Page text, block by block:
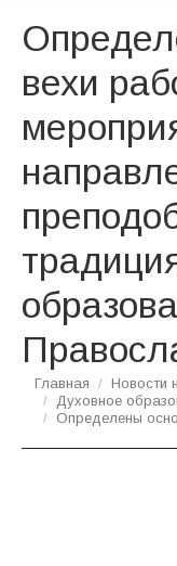
вехи
Вы здесь:
Главная
Новости
Духовное
Определены